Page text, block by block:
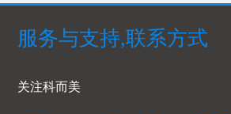
服务与支持,联系方式
关注科而美